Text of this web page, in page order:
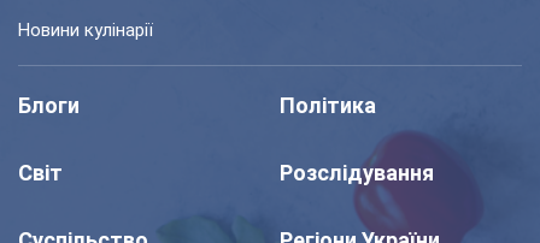
Новини кулінарії
Блоги Політика
Світ Розслідування